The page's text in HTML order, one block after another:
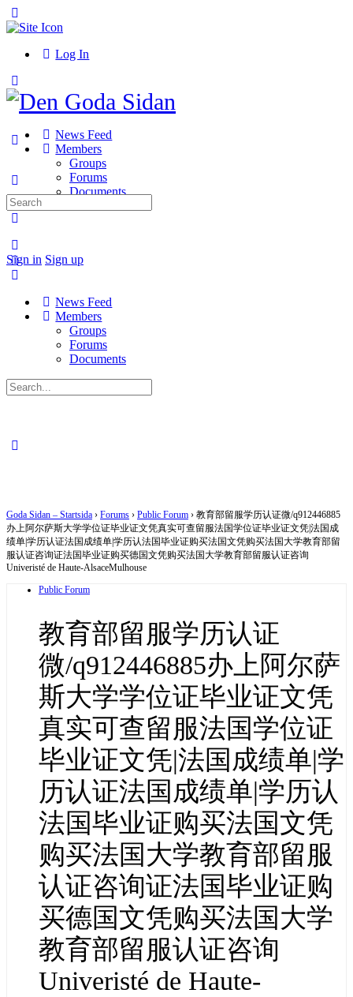
Side
Log In
Side
Panel
News Feed
Members
Groups
Forums
Documents
Sign in Sign up
Search
for:
News Feed
Members
Groups
Forums
Documents
Search
for:
Goda Sidan – Startsida › Forums › Public Forum › 教育部留服学历认证微/q912446885
办上阿尔萨斯大学学位证毕业证文凭真实可查留服法国学位证毕业证文凭|法国成
绩单|学历认证法国成绩单|学历认法国毕业证购买法国文凭购买法国大学教育部留
服认证咨询证法国毕业证购买德国文凭购买法国大学教育部留服认证咨询
Univeristé de Haute-AlsaceMulhouse
Public Forum
教育部留服学历认证
微/q912446885办上阿尔萨
斯大学学位证毕业证文凭
真实可查留服法国学位证
毕业证文凭|法国成绩单|学
历认证法国成绩单|学历认
法国毕业证购买法国文凭
购买法国大学教育部留服
认证咨询证法国毕业证购
买德国文凭购买法国大学
教育部留服认证咨询
Univeristé de Haute-